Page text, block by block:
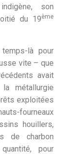
son
du 19ème
là pour
vite – que
avait
métallurgie
exploitées
fourneaux
houillers,
de charbon
pour